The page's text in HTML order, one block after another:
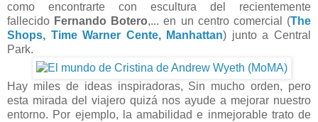
como encontrarte con escultura del recientemente
fallecido Fernando Botero,... en un centro comercial (The
Shops, Time Warner Cente, Manhattan) junto a Central
Park.
Hay miles de ideas inspiradoras, Sin mucho orden, pero
esta mirada del viajero quizá nos ayude a mejorar nuestro
entorno. Por ejemplo, la amabilidad e inmejorable trato de